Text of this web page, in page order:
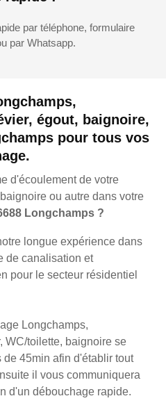
égout, baignoire,
pour tous vos
d'écoulement de votre
ou autre dans votre
Longchamps ?
longue expérience dans
de canalisation et
pour le secteur résidentiel
Longchamps,
WC/toilette, baignoire se
45min afin d'établir tout
il vous communiquera
d'un débouchage rapide.
par téléphone, formulaire
par Whatsapp.